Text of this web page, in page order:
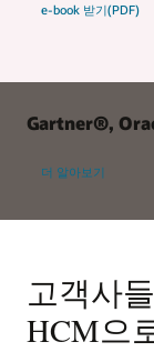
e-book 받기(PDF)
Gartner®,
더 알아보기
고객사
HCM으